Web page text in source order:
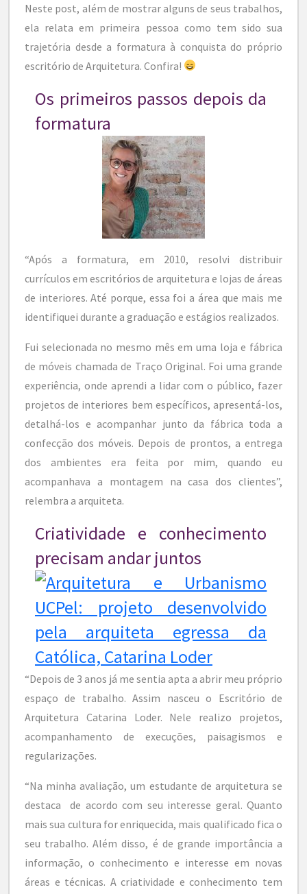
Neste post, além de mostrar alguns de seus trabalhos,
ela relata em primeira pessoa como tem sido sua
trajetória desde a formatura à conquista do próprio
escritório de Arquitetura. Confira!
Os primeiros passos depois da
formatura
“Após a formatura, em 2010, resolvi distribuir
currículos em escritórios de arquitetura e lojas de áreas
de interiores. Até porque, essa foi a área que mais me
identifiquei durante a graduação e estágios realizados.
Fui selecionada no mesmo mês em uma loja e fábrica
de móveis chamada de Traço Original. Foi uma grande
experiência, onde aprendi a lidar com o público, fazer
projetos de interiores bem específicos, apresentá-los,
detalhá-los e acompanhar junto da fábrica toda a
confecção dos móveis. Depois de prontos, a entrega
dos ambientes era feita por mim, quando eu
acompanhava a montagem na casa dos clientes”,
relembra a arquiteta.
Criatividade e conhecimento
precisam andar juntos
“Depois de 3 anos já me sentia apta a abrir meu próprio
espaço de trabalho. Assim nasceu o Escritório de
Arquitetura Catarina Loder. Nele realizo projetos,
acompanhamento de execuções, paisagismos e
regularizações.
“Na minha avaliação, um estudante de arquitetura se
destaca de acordo com seu interesse geral. Quanto
mais sua cultura for enriquecida, mais qualificado fica o
seu trabalho. Além disso, é de grande importância a
informação, o conhecimento e interesse em novas
áreas e técnicas. A criatividade e conhecimento tem